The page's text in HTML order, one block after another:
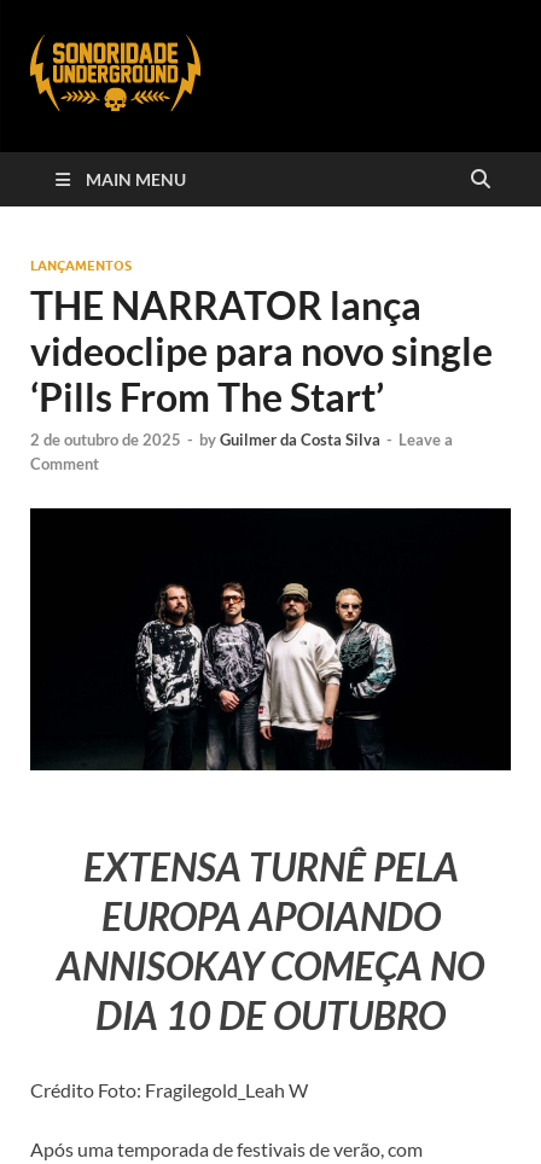
MAIN MENU
LANÇAMENTOS
THE NARRATOR lança
videoclipe para novo single
‘Pills From The Start’
2 de outubro de 2025 - byGuilmer da Costa Silva - Leave a
Comment
EXTENSA TURNÊ PELA
EUROPA APOIANDO
ANNISOKAY COMEÇA NO
DIA 10 DE OUTUBRO
Crédito Foto: Fragilegold_Leah W
Após uma temporada de festivais de verão, com